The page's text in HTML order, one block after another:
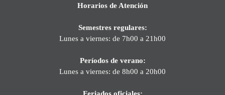
Horarios de Atención
Semestres regulares:
Lunes a viernes: de 7h00 a 21h00
Períodos de verano:
Lunes a viernes: de 8h00 a 20h00
Feriados oficiales: